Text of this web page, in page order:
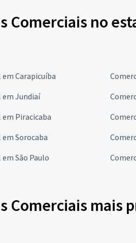
Comerciais no
Carapicuíba
em Jundiaí
Piracicaba
Sorocaba
São Paulo
Comerciais mais